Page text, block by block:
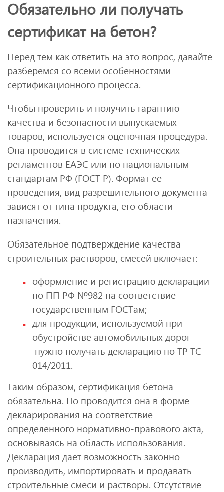
Обязательно ли получать
сертификат на бетон?
Перед тем как ответить на это вопрос, давайте
разберемся со всеми особенностями
сертификационного процесса.
Чтобы проверить и получить гарантию
качества и безопасности выпускаемых
товаров, используется оценочная процедура.
Она проводится в системе технических
регламентов ЕАЭС или по национальным
стандартам РФ (ГОСТ Р). Формат ее
проведения, вид разрешительного документа
зависят от типа продукта, его области
назначения.
Обязательное подтверждение качества
строительных растворов, смесей включает:
оформление и регистрацию декларации
по ПП РФ №982 на соответствие
государственным ГОСТам;
для продукции, используемой при
обустройстве автомобильных дорог
нужно получать декларацию по ТР ТС
014/2011.
Таким образом, сертификация бетона
обязательна. Но проводится она в форме
декларирования на соответствие
определенного нормативно-правового акта,
основываясь на область использования.
Декларация дает возможность законно
производить, импортировать и продавать
строительные смеси и растворы. Отсутствие